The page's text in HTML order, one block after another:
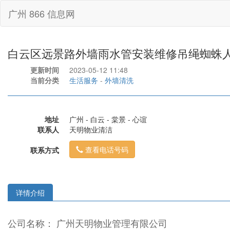
广州 866 信息网
白云区远景路外墙雨水管安装维修吊绳蜘蛛
更新时间
2023-05-12 11:48
当前分类
生活服务 - 外墙清洗
地址
广州 - 白云 - 棠景 - 心谊
联系人
天明物业清洁
联系方式
查看电话号码
详情介绍
公司名称： 广州天明物业管理有限公司